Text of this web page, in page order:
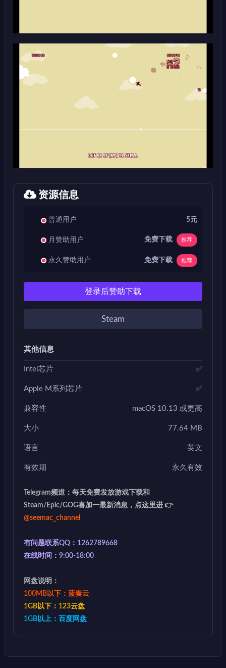
资源信息
普通用户 5元
月赞助用户 免费下载 推荐
永久赞助用户 免费下载 推荐
登录后赞助下载
Steam
其他信息
Intel芯片 ✅
Apple M系列芯片 ✅
兼容性 macOS 10.13 或更高
大小 77.64 MB
语言 英文
有效期 永久有效
Telegram频道：每天免费发放游戏下载和
Steam/Epic/GOG喜加一最新消息，点这里进 👉
@seemac_channel
有问题联系QQ：1262789668
在线时间：9:00-18:00
网盘说明：
100MB以下：蓝奏云
1GB以下：123云盘
1GB以上：百度网盘